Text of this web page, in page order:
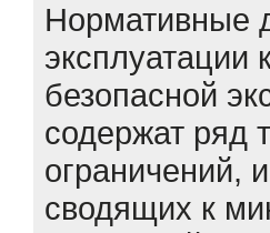
Нормативные
эксплуатации
безопасной
содержат ряд
ограничений,
сводящих к